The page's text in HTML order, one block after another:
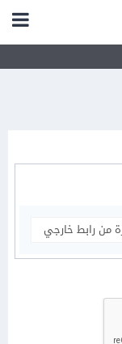
من رابط خارجي